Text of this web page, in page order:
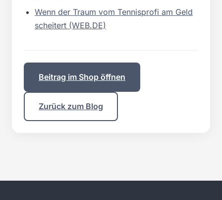
Wenn der Traum vom Tennisprofi am Geld
scheitert (WEB.DE)
Beitrag im Shop öffnen
Zurück zum Blog